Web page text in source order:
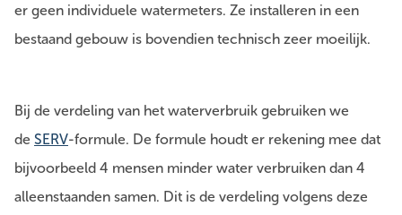
er geen individuele watermeters. Ze installeren in een
bestaand gebouw is bovendien technisch zeer moeilijk.
Bij de verdeling van het waterverbruik gebruiken we
de SERV-formule. De formule houdt er rekening mee dat
bijvoorbeeld 4 mensen minder water verbruiken dan 4
alleenstaanden samen. Dit is de verdeling volgens deze